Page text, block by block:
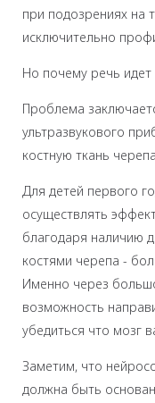
при подозрениях на
исключительно
Но почему речь
Проблема
ультразвукового
костную ткань
Для детей первого
осуществлять
благодаря наличию
костями черепа -
Именно через
возможность
убедиться что мозг
Заметим, что
должна быть